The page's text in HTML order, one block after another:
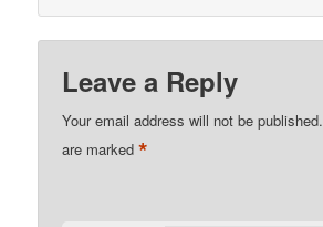
Leave a Reply
Your email address will not be published.
are marked*